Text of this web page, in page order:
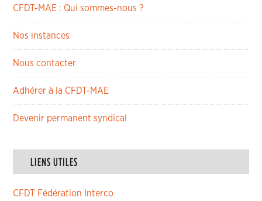
CFDT-MAE : Qui sommes-nous ?
Nos instances
Nous contacter
Adhérer à la CFDT-MAE
Devenir permanent syndical
LIENS UTILES
CFDT Fédération Interco